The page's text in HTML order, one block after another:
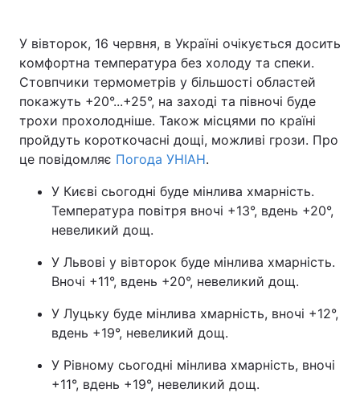
Головна Війна
Україна Політика
Економіка Світ
Спорт Наука
Техно і зв'язок
Зброя Інциденти
Цікавинки Погода
Екологія Регіони
У вівторок, 16 червня, в Україні очікується досить
комфортна температура без холоду та спеки.
Стовпчики термометрів у більшості областей
покажуть +20°...+25°, на заході та півночі буде
трохи прохолодніше. Також місцями по країні
пройдуть короткочасні дощі, можливі грози. Про
це повідомляє Погода УНІАН.
У Києві сьогодні буде мінлива хмарність.
Температура повітря вночі +13°, вдень +20°,
невеликий дощ.
У Львові у вівторок буде мінлива хмарність.
Вночі +11°, вдень +20°, невеликий дощ.
У Луцьку буде мінлива хмарність, вночі +12°,
вдень +19°, невеликий дощ.
У Рівному сьогодні мінлива хмарність, вночі
+11°, вдень +19°, невеликий дощ.